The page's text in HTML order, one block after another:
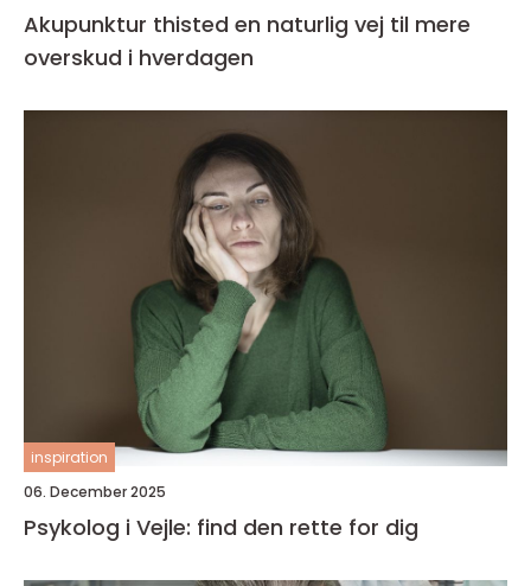
Akupunktur thisted en naturlig vej til mere
overskud i hverdagen
inspiration
06. December 2025
Psykolog i Vejle: find den rette for dig